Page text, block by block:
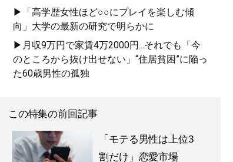
▶「高学歴女性ほど○○にプレイを楽しむ傾
向」大学の最新の研究で明らかに
▶月収9万円で家賃4万2000円...それでも「今
のところから抜け出せない」“住居貧困”に陥っ
た60歳男性の孤独
この特集の前回記事
「モテる男性は上位3
割だけ」恋愛市場